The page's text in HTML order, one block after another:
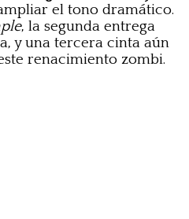
el tono dramático.
, la segunda entrega
y una tercera cinta aún
renacimiento zombi.